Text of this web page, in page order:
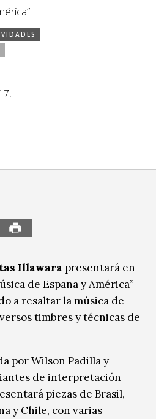
Illawara presentará en
de España y América”
a resaltar la música de
timbres y técnicas de
por Wilson Padilla y
de interpretación
piezas de Brasil,
y Chile, con varias